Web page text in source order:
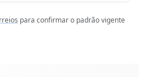
para confirmar o padrão vigente